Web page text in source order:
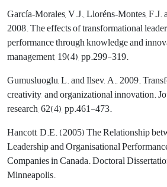
García‐Morales, V.J., Lloréns‐Montes, F.J.
2008. The effects of transformational
performance through knowledge and
management, 19(4), pp.299-319.
Gumusluoglu, L. and Ilsev, A., 2009.
creativity, and organizational innovation.
research, 62(4), pp.461-473.
Hancott, D.E. (2005) The Relationship
Leadership and Organisational
Companies in Canada. Doctoral
Minneapolis.